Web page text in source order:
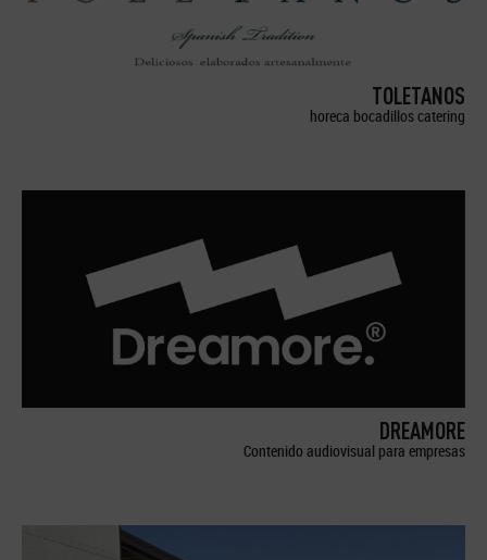
TOLETANOS
horeca bocadillos catering
DREAMORE
Contenido audiovisual para empresas